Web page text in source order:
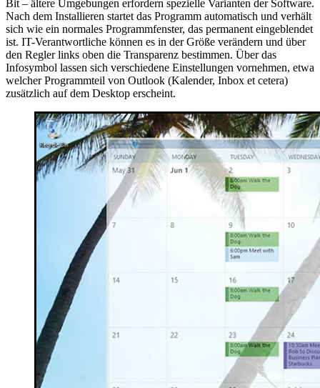
Bit – ältere Umgebungen erfordern spezielle Varianten der Software.
Nach dem Installieren startet das Programm automatisch und verhält
sich wie ein normales Programmfenster, das permanent eingeblendet
ist. IT-Verantwortliche können es in der Größe verändern und über
den Regler links oben die Transparenz bestimmen. Über das
Infosymbol lassen sich verschiedene Einstellungen vornehmen, etwa
welcher Programmteil von Outlook (Kalender, Inbox et cetera)
zusätzlich auf dem Desktop erscheint.